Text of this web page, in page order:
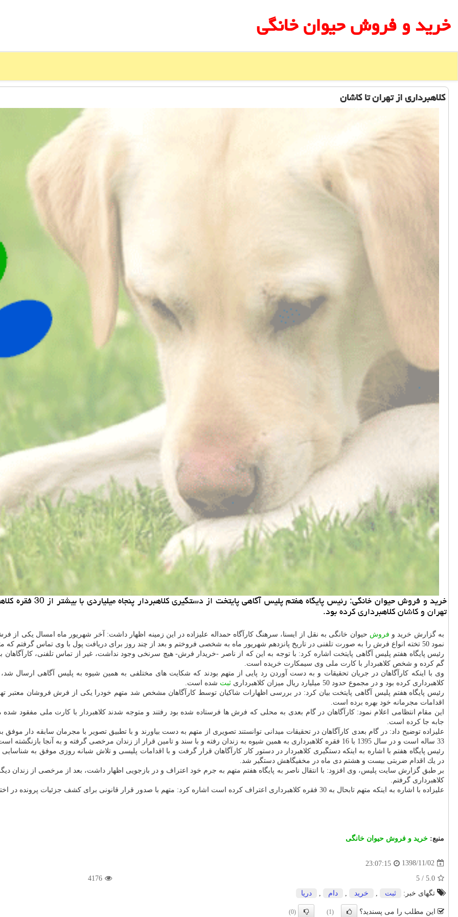
خرید و فروش حیوان خانگی
كلاهبرداری از تهران تا كاشان
خرید و فروش حیوان
تهران و كاشان كلاهبرداری كرده بود.
به گزارش خرید و فروش حیوان خانگی به نقل از ایسنا، سرهنگ كارآگاه حمداله علیزاده در این زمینه اظهار داشت: آخر شهریور ماه امسال یكی از
نمود 50 تخته انواع فرش را به صورت تلفنی در تاریخ پانزدهم شهریور ماه به شخصی فروختم و بعد از چند روز برای دریافت پول با وی تماس گرفتم كه متوجه شدم تلفنش را خاموش كرده و مورد كلاهبرداری واقع شده ام.
رئیس پایگاه هفتم پلیس آگاهی پایتخت اشاره كرد: با توجه به این كه از ناصر -خریدار فرش- هیچ سرنخی وجود نداشت، غیر از تماس تلفنی،
گم كرده و شخص كلاهبردار با كارت ملی وی سیمكارت خریده است.
وی با اینكه كارآگاهان در جریان تحقیقات و به دست آوردن رد پایی از متهم بودند كه شكایت های مختلفی به همین شیوه به پلیس آگاهی ارسال
كلاهبرداری كرده بود و در مجموع حدود 50 میلیارد ریال میزان كلاهبرداری
ثبت شده است.
اقدامات مجرمانه خود بهره برده است.
این مقام انتظامی اعلام نمود: كارآگاهان در گام بعدی به محلی كه فرش ها فرستاده شده بود رفتند و متوجه شدند كلاهبردار با كارت ملی مفقود
جابه جا كرده است.
علیزاده توضیح داد: در گام بعدی كارآگاهان در تحقیقات میدانی توانستند تصویری از متهم به دست بیاورند و با تطبیق تصویر با مجرمان سابقه
33 ساله است و در سال 1395 با 16 فقره كلاهبرداری به همین شیوه به زندان رفته و با سند و تامین قرار از زندان مرخصی گرفته و به آنجا بازنگشته است.
رئیس پایگاه هفتم با اشاره به اینكه دستگیری كلاهبردار در دستور كار كارآگاهان قرار گرفت و با اقدامات پلیسی و تلاش شبانه روزی موفق به
در یك اقدام ضربتی بیست و هشتم دی ماه در مخفیگاهش دستگیر شد.
بر طبق گزارش سایت پلیس، وی افزود: با انتقال ناصر به پایگاه هفتم متهم به جرم خود اعتراف و در بازجویی اظهار داشت، بعد از مرخصی از زندان
كلاهبرداری گرفتم.
علیزاده با اشاره به اینكه متهم تابحال به 30 فقره كلاهبرداری اعتراف كرده است اشاره كرد: متهم با صدور قرار قانونی برای كشف جزئیات پرونده در اختیار پایگاه هفتم قرار دارد.
منبع: خرید و فروش حیوان خانگی
1398/11/02
23:07:15
5.0
/
5
4176
تگهای خبر:
ثبت خرید دام دریا
این مطلب را می پسندید؟ (1)
(0)